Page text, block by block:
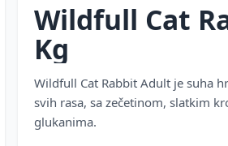
Wildfull Cat
Kg
Wildfull Cat Rabbit Adult je suha
svih rasa, sa zečetinom, slatkim
glukanima.